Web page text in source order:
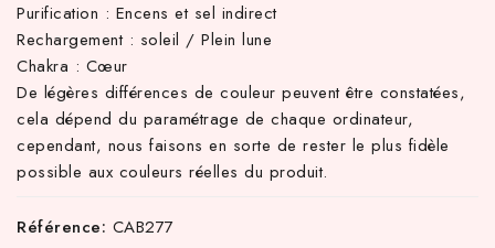
Purification : Encens et sel indirect
Rechargement : soleil / Plein lune
Chakra : Cœur
De légères différences de couleur peuvent être constatées,
cela dépend du paramétrage de chaque ordinateur,
cependant, nous faisons en sorte de rester le plus fidèle
possible aux couleurs réelles du produit.
Référence: CAB277